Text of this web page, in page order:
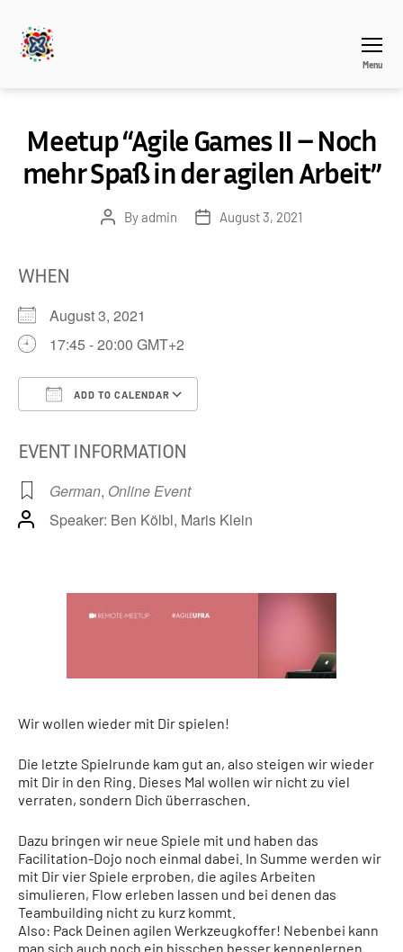
Menu
Meetup “Agile Games II – Noch
mehr Spaß in der agilen Arbeit”
PostByadmin
PostAugust 3, 2021
WHEN
August 3, 2021
17:45 - 20:00 GMT+2
ADD TO CALENDAR
EVENT INFORMATION
German, Online Event
Speaker: Ben Kölbl, Maris Klein
Wir wollen wieder mit Dir spielen!
Die letzte Spielrunde kam gut an, also steigen wir wieder
mit Dir in den Ring. Dieses Mal wollen wir nicht zu viel
verraten, sondern Dich überraschen.
Dazu bringen wir neue Spiele mit und haben das
Facilitation-Dojo noch einmal dabei. In Summe werden wir
mit Dir vier Spiele erproben, die agiles Arbeiten
simulieren, Flow erleben lassen und bei denen das
Teambuilding nicht zu kurz kommt.
Also: Pack Deinen agilen Werkzeugkoffer! Nebenbei kann
man sich auch noch ein bisschen besser kennenlernen